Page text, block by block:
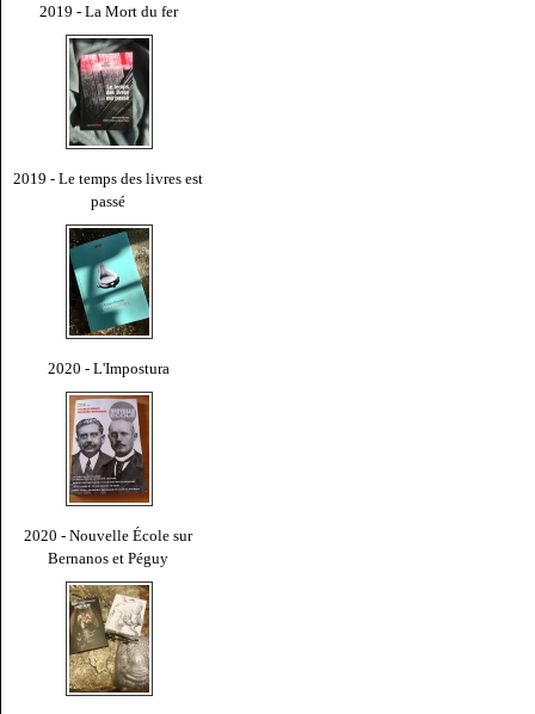
2019 - La Mort du fer
2019 - Le temps des livres est
passé
2020 - L'Impostura
2020 - Nouvelle École sur
Bernanos et Péguy